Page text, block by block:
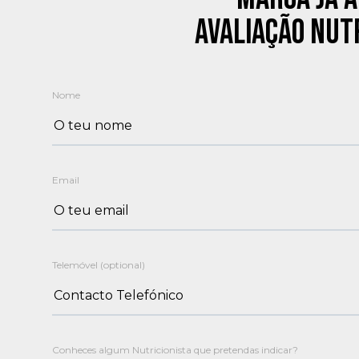
AVALIAÇÃO
Nome
Email
Telemóvel (optional)
Conheces algum Nutricionista que pretendas indicar?